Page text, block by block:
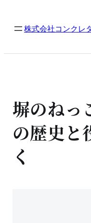
容
プ
株式会社コンクレ
塀のねっ
の歴史と
く